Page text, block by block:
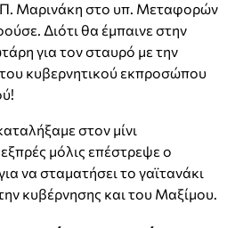
Π. Μαρινάκη στο υπ. Μεταφορών
Διότι θα έμπαινε στην
για τον σταυρό με την
κυβερνητικού εκπροσώπου
στον μίνι
μόλις επέστρεψε ο
να σταματήσει το γαϊτανάκι
κυβέρνησης και του Μαξίμου.